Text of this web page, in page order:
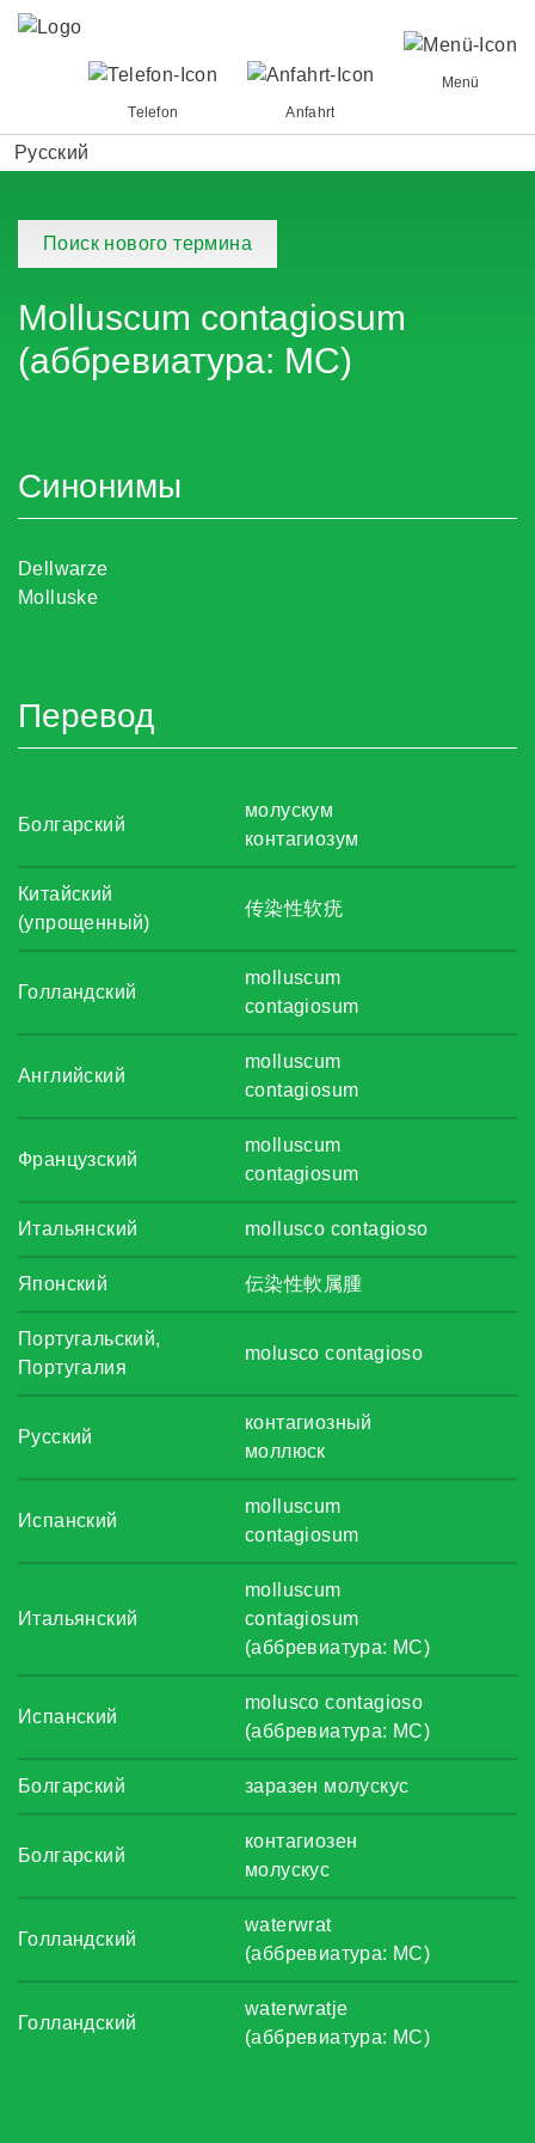
Menü
Telefon
Anfahrt
Русский
Поиск нового термина
Molluscum contagiosum
(аббревиатура: MC)
Синонимы
Dellwarze
Molluske
Перевод
Болгарский
молускум
контагиозум
Китайский
(упрощенный)
传染性软疣
Голландский
molluscum
contagiosum
Английский
molluscum
contagiosum
Французский
molluscum
contagiosum
Итальянский mollusco contagioso
Японский 伝染性軟属腫
Португальский,
Португалия
molusco contagioso
Русский
контагиозный
моллюск
Испанский
molluscum
contagiosum
Итальянский
molluscum
contagiosum
(аббревиатура: MC)
Испанский
molusco contagioso
(аббревиатура: MC)
Болгарский заразен молускус
Болгарский
контагиозен
молускус
Голландский
waterwrat
(аббревиатура: MC)
Голландский
waterwratje
(аббревиатура: MC)